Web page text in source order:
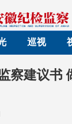
巡视
察建议书